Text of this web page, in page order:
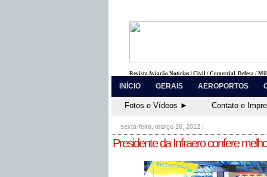
Revista Aviação Notícias | Civil / Comercial, Defesa /
INÍCIO GERAIS AEROPORTOS
Fotos e Vídeos ► Contato e
sexta-feira, março 16, 2012 |
Presidente da Infraero confere